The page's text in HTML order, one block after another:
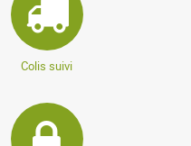
Colis suivi